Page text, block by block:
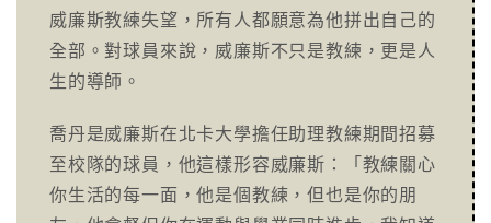
威廉斯教練失望，所有人都願意為他拼出自己的
全部。對球員來說，威廉斯不只是教練，更是人
生的導師。
喬丹是威廉斯在北卡大學擔任助理教練期間招募
至校隊的球員，他這樣形容威廉斯：「教練關心
你生活的每一面，他是個教練，但也是你的朋